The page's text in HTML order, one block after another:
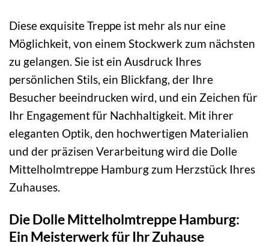
Diese exquisite Treppe ist mehr als nur eine
Möglichkeit, von einem Stockwerk zum nächsten
zu gelangen. Sie ist ein Ausdruck Ihres
persönlichen Stils, ein Blickfang, der Ihre
Besucher beeindrucken wird, und ein Zeichen für
Ihr Engagement für Nachhaltigkeit. Mit ihrer
eleganten Optik, den hochwertigen Materialien
und der präzisen Verarbeitung wird die Dolle
Mittelholmtreppe Hamburg zum Herzstück Ihres
Zuhauses.
Die Dolle Mittelholmtreppe Hamburg:
Ein Meisterwerk für Ihr Zuhause